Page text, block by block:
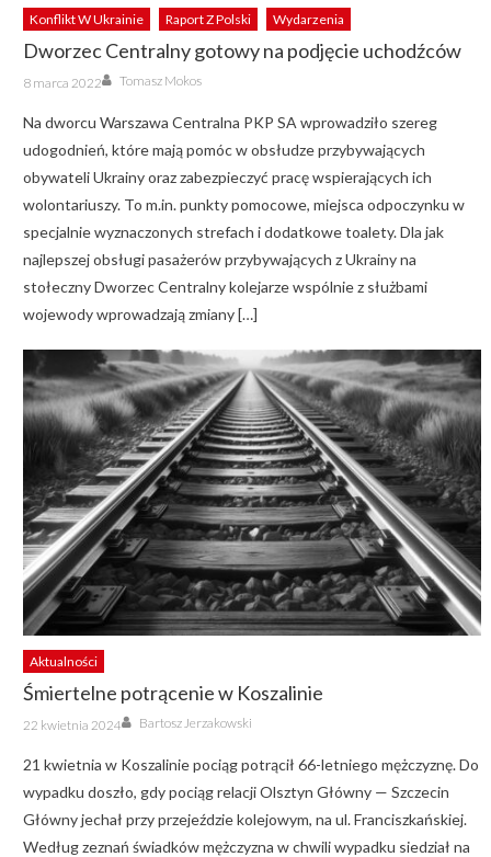
Konflikt W Ukrainie Raport Z Polski Wydarzenia
Dworzec Centralny gotowy na podjęcie uchodźców
Posted
on
8 marca 2022 Author
Tomasz Mokos
Na dworcu Warszawa Centralna PKP SA wprowadziło szereg
udogodnień, które mają pomóc w obsłudze przybywających
obywateli Ukrainy oraz zabezpieczyć pracę wspierających ich
wolontariuszy. To m.in. punkty pomocowe, miejsca odpoczynku w
specjalnie wyznaczonych strefach i dodatkowe toalety. Dla jak
najlepszej obsługi pasażerów przybywających z Ukrainy na
stołeczny Dworzec Centralny kolejarze wspólnie z służbami
wojewody wprowadzają zmiany […]
Aktualności
Śmiertelne potrącenie w Koszalinie
Posted
on
22 kwietnia 2024 Author
Bartosz Jerzakowski
21 kwietnia w Koszalinie pociąg potrącił 66-letniego mężczyznę. Do
wypadku doszło, gdy pociąg relacji Olsztyn Główny — Szczecin
Główny jechał przy przejeździe kolejowym, na ul. Franciszkańskiej.
Według zeznań świadków mężczyzna w chwili wypadku siedział na